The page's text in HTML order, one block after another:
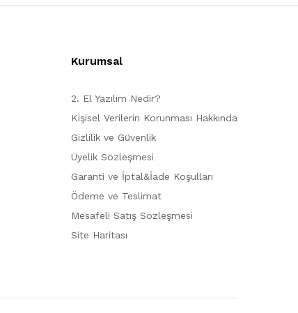
Kurumsal
2. El Yazılım Nedir?
Kişisel Verilerin Korunması Hakkında
Gizlilik ve Güvenlik
Üyelik Sözleşmesi
Garanti ve İptal&İade Koşulları
Ödeme ve Teslimat
Mesafeli Satış Sözleşmesi
Site Haritası